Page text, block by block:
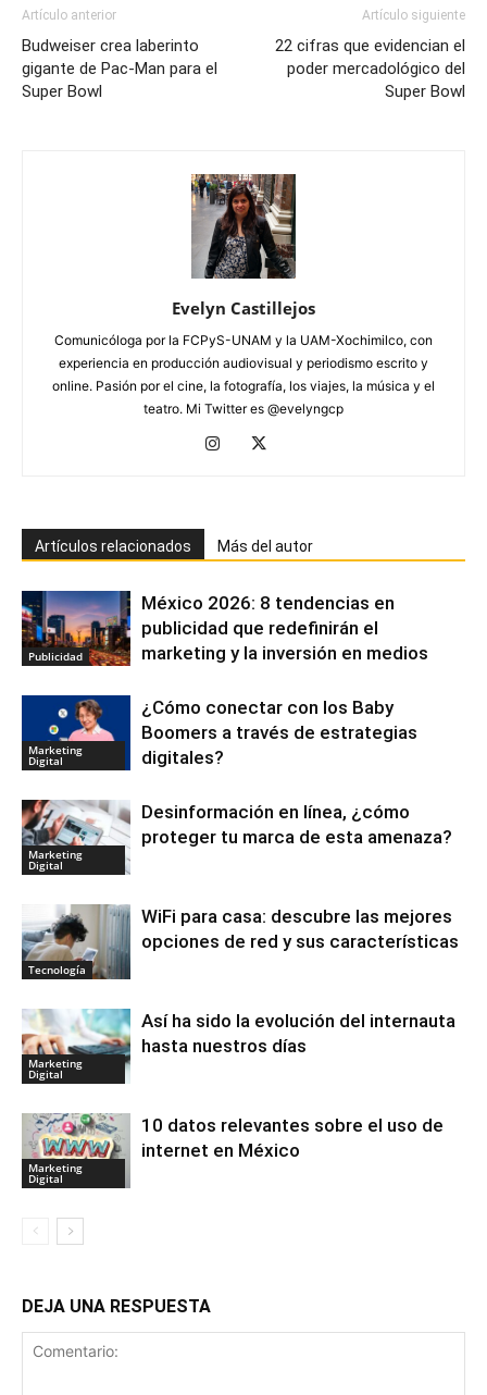
Artículo anterior
Budweiser crea laberinto
gigante de Pac-Man para el
Super Bowl
Artículo siguiente
22 cifras que evidencian el
poder mercadológico del
Super Bowl
Evelyn Castillejos
Comunicóloga por la FCPyS-UNAM y la UAM-Xochimilco, con
experiencia en producción audiovisual y periodismo escrito y
online. Pasión por el cine, la fotografía, los viajes, la música y el
teatro. Mi Twitter es @evelyngcp
Artículos relacionados Más del autor
Publicidad
México 2026: 8 tendencias en
publicidad que redefinirán el
marketing y la inversión en medios
Marketing
Digital
¿Cómo conectar con los Baby
Boomers a través de estrategias
digitales?
Marketing
Digital
Desinformación en línea, ¿cómo
proteger tu marca de esta amenaza?
Tecnología
WiFi para casa: descubre las mejores
opciones de red y sus características
Marketing
Digital
Así ha sido la evolución del internauta
hasta nuestros días
Marketing
Digital
10 datos relevantes sobre el uso de
internet en México
DEJA UNA RESPUESTA